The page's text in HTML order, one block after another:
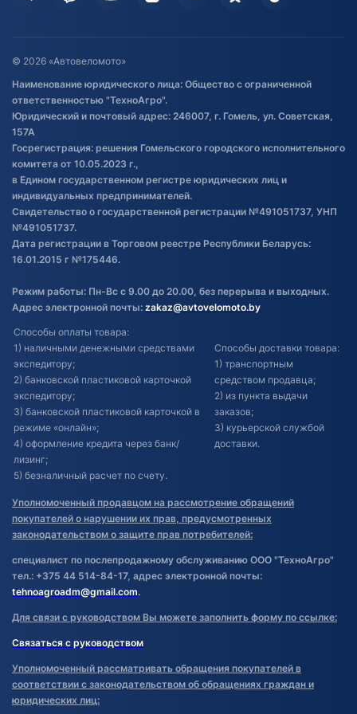
Оставить отзыв
Договор публичной оферты
Обработка файлов cookie
Постановка транспорта на учет
Обновления в ЭПТС 2024
© 2026 «Автовеломото»
Наименование юридического лица: Общество с ограниченной
ответственностью "ТехноАгро".
Юридический и почтовый адрес: 246007, г. Гомель, ул. Советская,
157А
Госрегистрация: решения Гомельского городского исполнительного
комитета от 10.05.2023 г.,
в Едином государственном регистре юридических лиц и
индивидуальных предпринимателей.
Свидетельство о государственной регистрации №491051737, УНП
№491051737.
Дата регистрации в Торговом реестре Республики Беларусь:
16.01.2015 г №175446.
Режим работы: Пн-Вс с 9.00 до 20.00, без перерыва и выходных.
Адрес электронной почты: zakaz@avtovelomoto.by
Способы оплаты товара:
1) наличными денежными средствами
экспедитору;
2) банковской пластиковой карточкой
экспедитору;
3) банковской пластиковой карточкой в
режиме «онлайн»;
4) оформление кредита через банк/
лизинг;
5) безналичный расчет по счету.
Способы доставки товара:
1) транспортным
средством продавца;
2) из пункта выдачи
заказов;
3) курьерской службой
доставки.
Уполномоченный продавцом на рассмотрение обращений
покупателей о нарушении их прав, предусмотренных
законодательством о защите прав потребителей:
специалист по послепродажному обслуживанию ООО "ТехноАгро"
тел.: +375 44 514-84-17, адрес электронной почты:
tehnoagroadm@gmail.com.
Для связи с руководством Вы можете заполнить форму по ссылке:
Связаться с руководством
Уполномоченный рассматривать обращения покупателей в
соответствии с законодательством об обращениях граждан и
юридических лиц: